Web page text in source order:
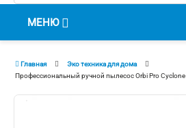
МЕНЮ
Главная
Эко техника для дома
Профессиональный ручной пылесос Orbi Pro Cyclone